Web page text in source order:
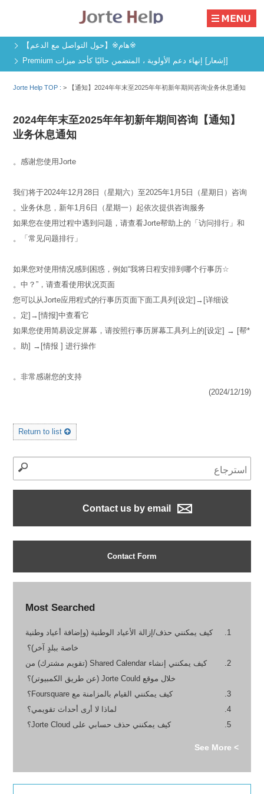
※هام※【حول التواصل مع الدعم】
[إشعار] إنهاء دعم الأولوية ، المتضمن حاليًا كأحد ميزات Premium
Jorte Help TOP :> 【通知】2024年年末至2025年年初新年期间咨询业务休息通知
【通知】2024年年末至2025年年初新年期间咨询
业务休息通知
感谢您使用Jorte。
我们将于2024年12月28日（星期六）至2025年1月5日（星期日）咨询
业务休息，新年1月6日（星期一）起依次提供咨询服务。
如果您在使用过程中遇到问题，请查看Jorte帮助上的「访问排行」和
「常见问题排行」。
☆如果您对使用情况感到困惑，例如“我将日程安排到哪个行事历
中？”，请查看使用状况页面。
您可以从Jorte应用程式的行事历页面下面工具列[设定]→[详细设
定]→[情报]中查看它。
*如果您使用简易设定屏幕，请按照行事历屏幕工具列上的[设定] → [帮
助] →[情报 ] 进行操作。
非常感谢您的支持。
(2024/12/19)
Return to list
Contact Form
Most Searched
كيف يمكنني حذف/إزالة الأعياد الوطنية (وإضافة أعياد وطنية
خاصة ببلدٍ آخر)؟
كيف يمكنني إنشاء Shared Calendar (تقويم مشترك) من
خلال موقع Jorte Could (عن طريق الكمبيوتر)؟
كيف يمكنني القيام بالمزامنة مع Foursquare؟
لماذا لا أرى أحداث تقويمي؟
كيف يمكنني حذف حسابي على Jorte Cloud؟
> See More